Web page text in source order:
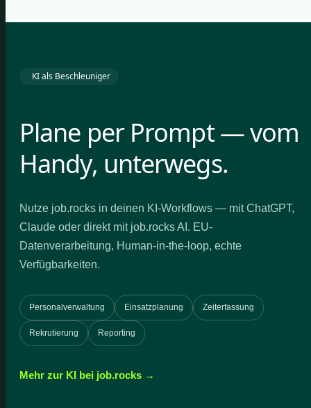
KI als Beschleuniger
Plane per Prompt — vom
Handy, unterwegs.
Nutze job.rocks in deinen KI-Workflows — mit ChatGPT,
Claude oder direkt mit job.rocks AI. EU-
Datenverarbeitung, Human-in-the-loop, echte
Verfügbarkeiten.
Personalverwaltung Einsatzplanung Zeiterfassung
Rekrutierung Reporting
Mehr zur KI bei job.rocks →